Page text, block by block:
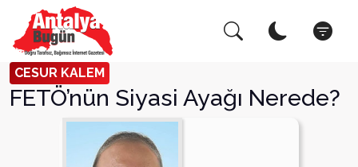
CESUR KALEM
FETÖ’nün Siyasi Ayağı Nerede?
Arama Yap! Kapat